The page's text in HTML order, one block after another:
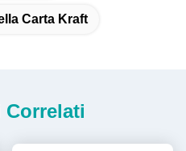
Carta Kraft